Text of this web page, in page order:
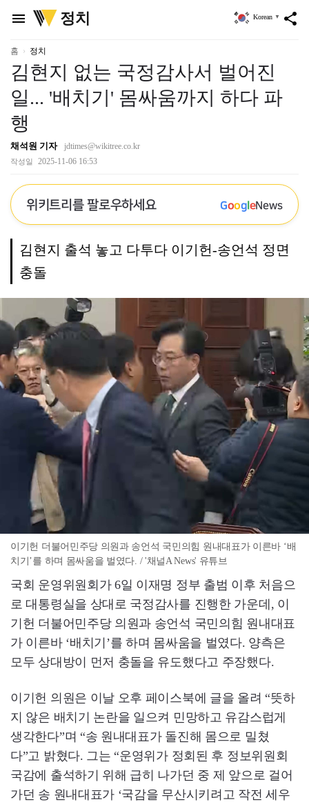
menu
위
키
정치 share
Korean ▼
홈 정치
김현지 없는 국정감사서 벌어진
일... '배치기' 몸싸움까지 하다 파
행
채석원 기자 jdtimes@wikitree.co.kr
작성일 2025-11-06 16:53
위키트리를 팔로우하세요 GoogleNews
김현지 출석 놓고 다투다 이기헌-송언석 정면
충돌
이기헌 더불어민주당 의원과 송언석 국민의힘 원내대표가 이른바 ‘배
치기’를 하며 몸싸움을 벌였다. / '채널A News' 유튜브
국회 운영위원회가 6일 이재명 정부 출범 이후 처음으
로 대통령실을 상대로 국정감사를 진행한 가운데, 이
기헌 더불어민주당 의원과 송언석 국민의힘 원내대표
가 이른바 ‘배치기’를 하며 몸싸움을 벌였다. 양측은
모두 상대방이 먼저 충돌을 유도했다고 주장했다.
이기헌 의원은 이날 오후 페이스북에 글을 올려 “뜻하
지 않은 배치기 논란을 일으켜 민망하고 유감스럽게
생각한다”며 “송 원내대표가 돌진해 몸으로 밀쳤
다”고 밝혔다. 그는 “운영위가 정회된 후 정보위원회
국감에 출석하기 위해 급히 나가던 중 제 앞으로 걸어
가던 송 원내대표가 ‘국감을 무산시키려고 작전 세우